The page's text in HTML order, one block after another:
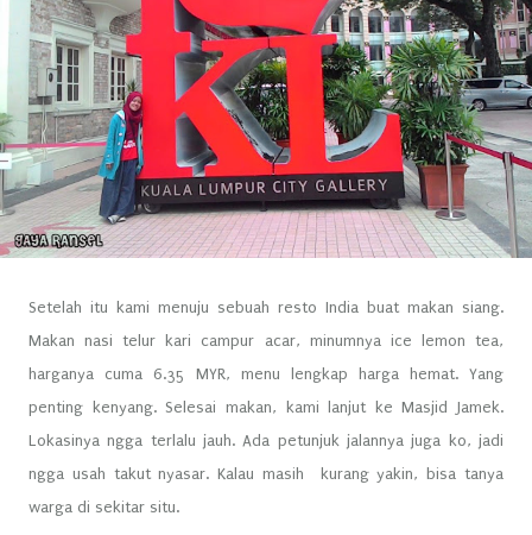
Setelah itu kami menuju sebuah resto India buat makan siang.
Makan nasi telur kari campur acar, minumnya ice lemon tea,
harganya cuma 6.35 MYR, menu lengkap harga hemat. Yang
penting kenyang. Selesai makan, kami lanjut ke Masjid Jamek.
Lokasinya ngga terlalu jauh. Ada petunjuk jalannya juga ko, jadi
ngga usah takut nyasar. Kalau masih kurang yakin, bisa tanya
warga di sekitar situ.